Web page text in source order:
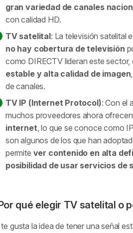
gran variedad de canales
con calidad HD.
TV satelital: La televisión satelital
no hay cobertura de televisión
como DIRECTV lideran este
estable y alta calidad de imagen
de canales.
TV IP (Internet Protocol): Con el
muchos proveedores ahora
internet , lo que se conoce como
son algunos de los que han
permite ver contenido en alta
posibilidad de usar servicios de
qué elegir TV satelital o
gusta la idea de tener una señal